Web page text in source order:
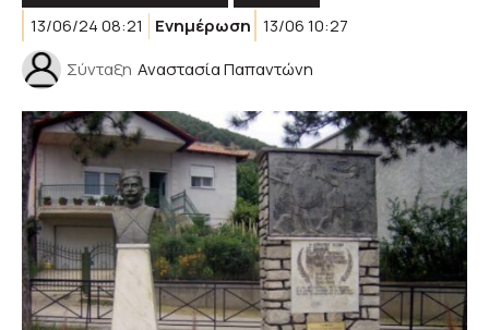
13/06/24 08:21
Ενημέρωση 13/06 10:27
Σύνταξη Αναστασία Παπαντώνη